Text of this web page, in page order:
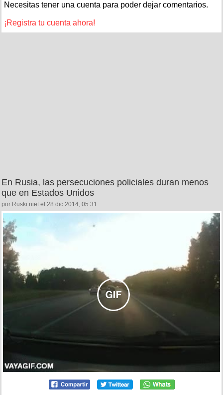
Necesitas tener una cuenta para poder dejar comentarios.
¡Registra tu cuenta ahora!
En Rusia, las persecuciones policiales duran menos
que en Estados Unidos
por Ruski niet el 28 dic 2014, 05:31